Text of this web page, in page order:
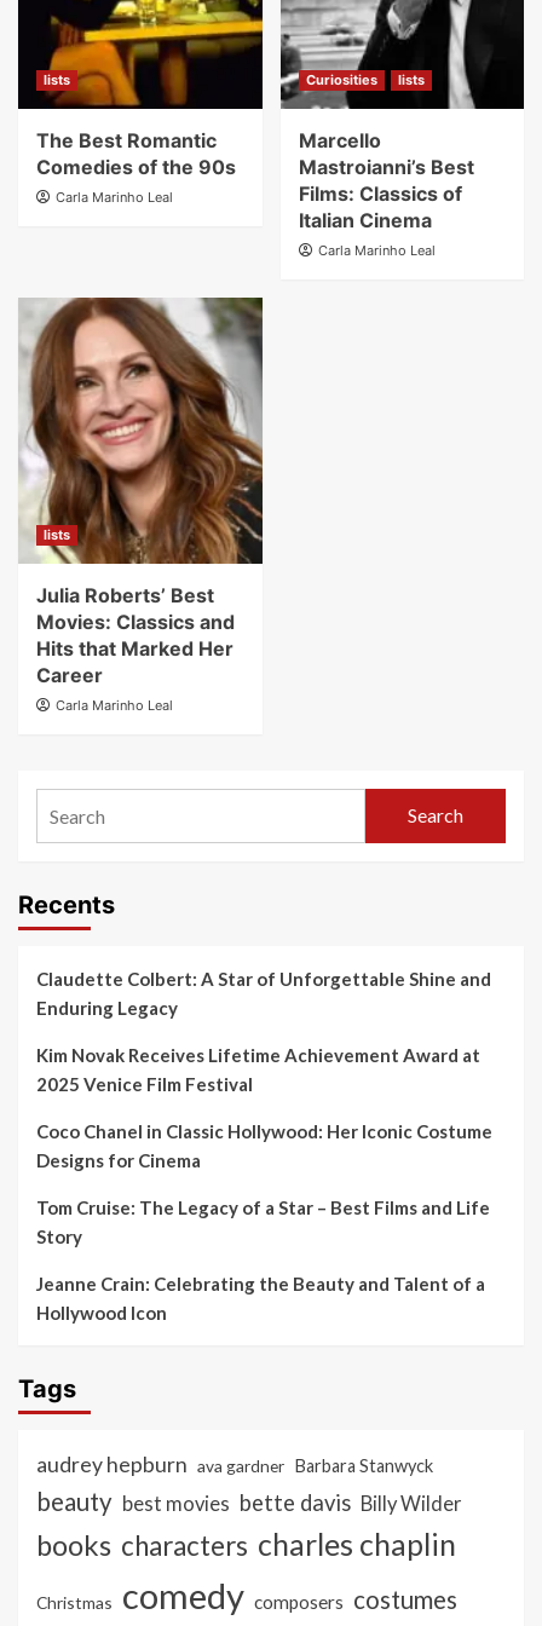
lists
The Best Romantic
Comedies of the 90s
Carla Marinho Leal
Curiosities lists
Marcello
Mastroianni’s Best
Films: Classics of
Italian Cinema
Carla Marinho Leal
lists
Julia Roberts’ Best
Movies: Classics and
Hits that Marked Her
Career
Carla Marinho Leal
Search
Recents
Claudette Colbert: A Star of Unforgettable Shine and
Enduring Legacy
Kim Novak Receives Lifetime Achievement Award at
2025 Venice Film Festival
Coco Chanel in Classic Hollywood: Her Iconic Costume
Designs for Cinema
Tom Cruise: The Legacy of a Star – Best Films and Life
Story
Jeanne Crain: Celebrating the Beauty and Talent of a
Hollywood Icon
Tags
audrey hepburn ava gardner Barbara Stanwyck
beauty best movies bette davis Billy Wilder
books characters charles chaplin
Christmas comedy composers costumes